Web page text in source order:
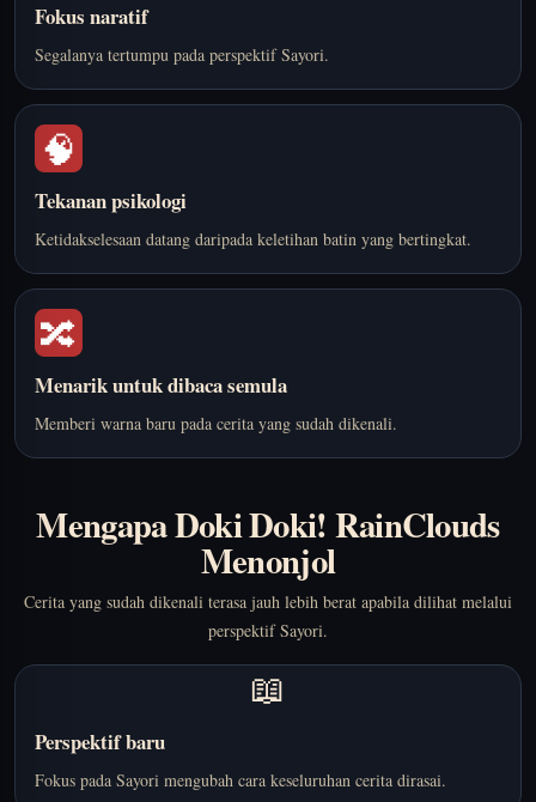
Fokus naratif
Segalanya tertumpu pada perspektif Sayori.
🧠
Tekanan psikologi
Ketidakselesaan datang daripada keletihan batin yang bertingkat.
🔀
Menarik untuk dibaca semula
Memberi warna baru pada cerita yang sudah dikenali.
Mengapa Doki Doki! RainClouds
Menonjol
Cerita yang sudah dikenali terasa jauh lebih berat apabila dilihat melalui
perspektif Sayori.
📖
Perspektif baru
Fokus pada Sayori mengubah cara keseluruhan cerita dirasai.